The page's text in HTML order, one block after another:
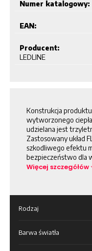
Numer katalogowy:
EAN:
Producent:
LEDLINE
Konstrukcja
wytworzonego
udzielana jest
Zastosowany układ
szkodliwego efektu
bezpieczeństwo dla
Więcej szczegółów
Rodzaj
Barwa światła